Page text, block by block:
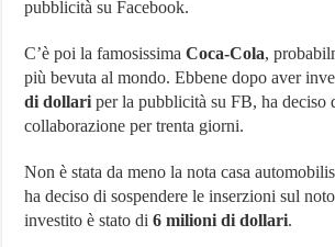
pubblicità su Facebook.
C’è poi la famosissimaCoca-Cola,
più bevuta al mondo. Ebbene dopo aver
di dollari per la pubblicità su FB, ha deciso
collaborazione per trenta giorni.
Non è stata da meno la nota casa
ha deciso di sospendere le inserzioni sul
investito è stato di6 milioni di dollari.